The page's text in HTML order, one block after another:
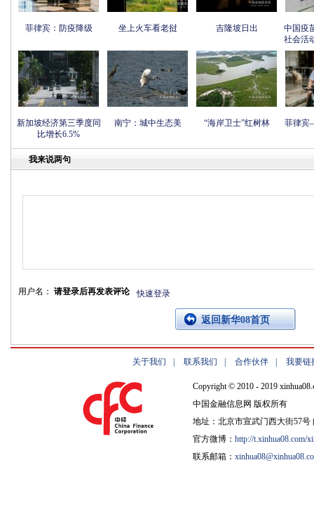
菲律宾：防疫降级 坐上火车看老挝 吉隆坡日出
中国疫
社会活
新加坡经济第三季度同
比增长6.5%
南宁：城中生态美 “海岸卫士”红树林 菲律宾
我来说两句
用户名： 请登录后再发表评论 快速登录
返回新华08首页
关于我们 联系我们 合作伙伴 我要链
Copyright © 2010 - 2019
中国金融信息网 版权所有
地址：北京市宣武门西大街57号
官方微博： http://t.xinhua08.com/
联系邮箱：